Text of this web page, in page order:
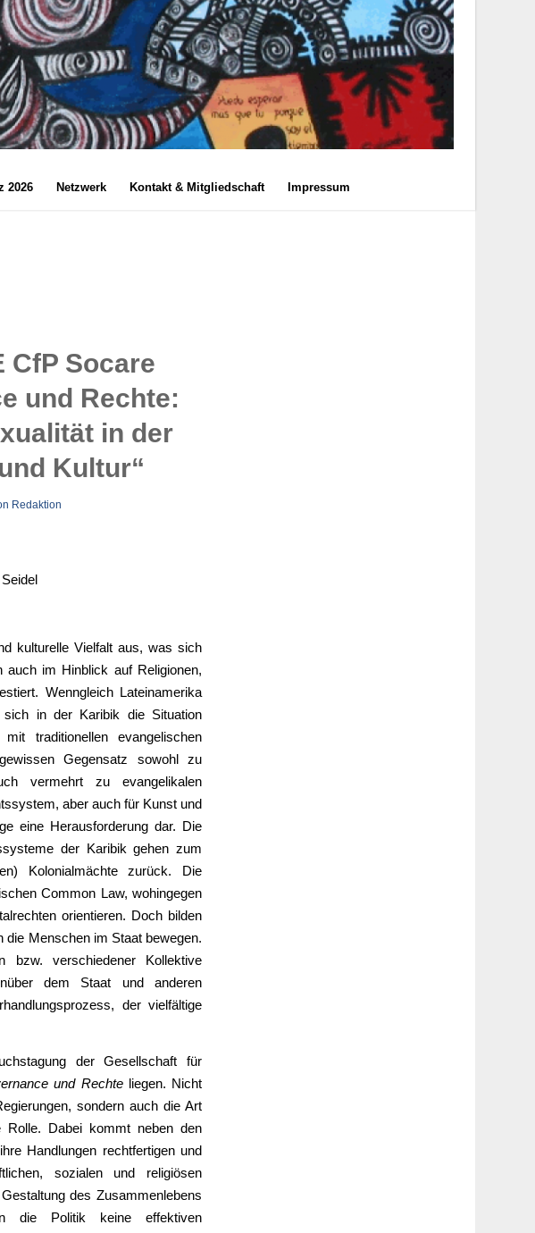
2026 Netzwerk Kontakt & Mitgliedschaft Impressum
CfP Socare
und Rechte:
in der
Kultur“
Redaktion
kulturelle Vielfalt aus, was sich
auch im Hinblick auf Religionen,
Wenngleich Lateinamerika
in der Karibik die Situation
traditionellen evangelischen
Gegensatz sowohl zu
vermehrt zu evangelikalen
aber auch für Kunst und
eine Herausforderung dar. Die
der Karibik gehen zum
Kolonialmächte zurück. Die
Common Law, wohingegen
orientieren. Doch bilden
die Menschen im Staat bewegen.
bzw. verschiedener Kollektive
dem Staat und anderen
der vielfältige
der Gesellschaft für
und Rechteliegen. Nicht
sondern auch die Art
Rolle. Dabei kommt neben den
Handlungen rechtfertigen und
sozialen und religiösen
des Zusammenlebens
die Politik keine effektiven